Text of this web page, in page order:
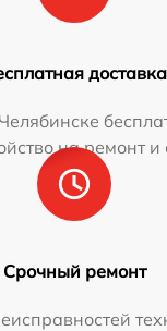
доставка
на ремонт и
Срочный ремонт